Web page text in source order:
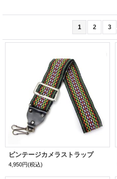
1 2 3
ビンテージカメラストラップ
4,950円(税込)